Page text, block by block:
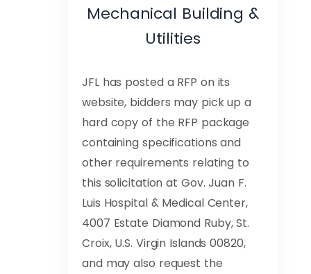
Mechanical Building &
Utilities
JFL has posted a RFP on its
website, bidders may pick up a
hard copy of the RFP package
containing specifications and
other requirements relating to
this solicitation at Gov. Juan F.
Luis Hospital & Medical Center,
4007 Estate Diamond Ruby, St.
Croix, U.S. Virgin Islands 00820,
and may also request the